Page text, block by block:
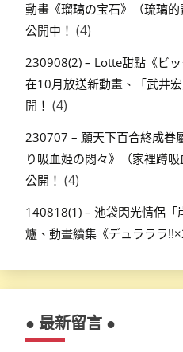
動畫《瑠璃の宝石》（琉璃
公開中！ (4)
230908(2) – Lotte甜點《ビ
在10月放送新動畫、「武井
開！ (4)
230707 – 願天下百合終成眷
り吸血姫の悶々》（家裡蹲
公開！ (4)
140818(1) – 池袋閃光情侶「
爐、動畫續集《デュラララ
● 最新留言 ●